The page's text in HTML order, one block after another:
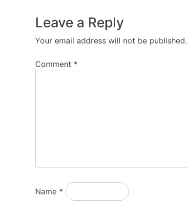
Leave a Reply
Your email address will not be published.
Comment *
Name *